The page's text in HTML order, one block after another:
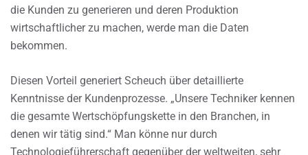
die Kunden zu generieren und deren Produktion
wirtschaftlicher zu machen, werde man die Daten
bekommen.
Diesen Vorteil generiert Scheuch über detaillierte
Kenntnisse der Kundenprozesse. „Unsere Techniker kennen
die gesamte Wertschöpfungskette in den Branchen, in
denen wir tätig sind.“ Man könne nur durch
Technologieführerschaft gegenüber der weltweiten, sehr